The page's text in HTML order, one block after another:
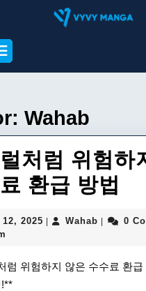
Open
Button
Wahab
처럼 위험하
환급 방법
처
2025 JuneWahab Wahab
0
럼 위험하지 않은 수수료 환급